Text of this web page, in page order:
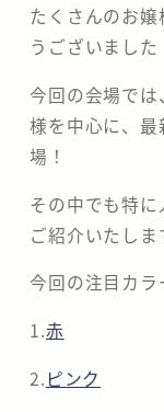
座
たくさんのお
うございました
今回の会場で
様を中心に、
場！
その中でも特
ご紹介いたしま
今回の注目カラ
1.赤
2. ピンク